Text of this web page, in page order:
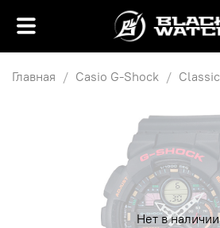
Главная Casio G-Shock Classic
Нет в наличии